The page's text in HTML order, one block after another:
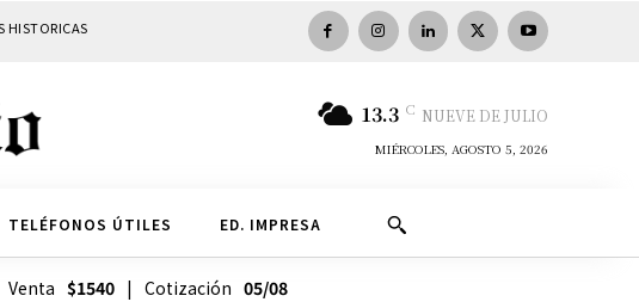
HISTORICAS
13.3 C NUEVE DE JULIO
MIÉRCOLES, AGOSTO 5, 2026
TELÉFONOS ÚTILES ED. IMPRESA
$1540| Cotización 05/08